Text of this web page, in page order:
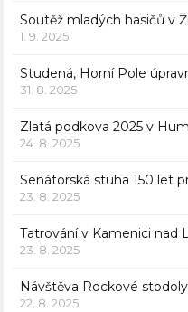
Soutěž mladých hasičů v
1. 9. 2025
Studená, Horní Pole
31. 8. 2025
Zlatá podkova 2025 v
24. 8. 2025
Senátorská stuha 150 let
23. 8. 2025
Tatrování v Kamenici nad
23. 8. 2025
Návštěva Rockové stodoly
22. 8. 2025